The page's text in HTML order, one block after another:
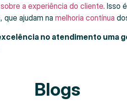
a experiência do cliente. Isso
ajudam na melhoria contínua
no atendimento uma
Blogs